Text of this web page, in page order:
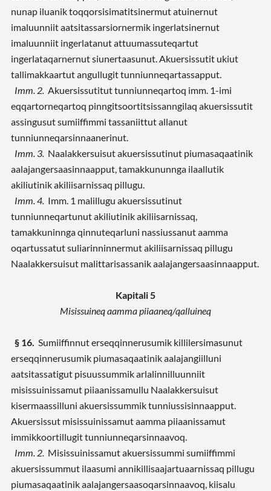
nunap iluanik toqqorsisimatitsinermut atuinernut
imaluunniit aatsitassarsiornermik ingerlatsinernut
imaluunniit ingerlatanut attuumassuteqartut
ingerlataqarnernut siunertaasunut. Akuersissutit ukiut
tallimakkaartut angullugit tunniunneqartassapput.
Imm. 2. Akuersissutitut tunniunneqartoq imm. 1-imi
eqqartorneqartoq pinngitsoortitsissanngilaq akuersissutit
assingusut sumiiffimmi tassaniittut allanut
tunniunneqarsinnaanerinut.
Imm. 3. Naalakkersuisut akuersissutinut piumasaqaatinik
aalajangersaasinnaapput, tamakkununnga ilaallutik
akiliutinik akiliisarnissaq pillugu.
Imm. 4. Imm. 1 malillugu akuersissutinut
tunniunneqartunut akiliutinik akiliisarnissaq,
tamakkuninnga qinnuteqarluni nassiussanut aamma
oqartussatut suliarinninnermut akiliisarnissaq pillugu
Naalakkersuisut malittarisassanik aalajangersaasinnaapput.
Kapitali 5
Misissuineq aamma piiaaneq/qalluineq
§ 16. Sumiiffinnut erseqqinnerusumik killilersimasunut
erseqqinnerusumik piumasaqaatinik aalajangiilluni
aatsitassatigut pisuussummik arlalinnilluunniit
misissuinissamut piiaanissamullu Naalakkersuisut
kisermaassilluni akuersissummik tunniussisinnaapput.
Akuersissut misissuinissamut aamma piiaanissamut
immikkoortillugit tunniunneqarsinnaavoq.
Imm. 2. Misissuinissamut akuersissummi sumiiffimmi
akuersissummut ilaasumi annikillisaajartuaarnissaq pillugu
piumasaqaatinik aalajangersaasoqarsinnaavoq, kiisalu